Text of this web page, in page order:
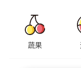
蔬果